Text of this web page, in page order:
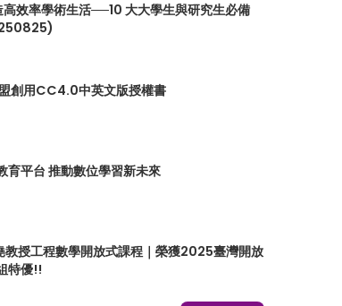
效率學術生活──10 大大學生與研究生必備
創用CC4.0中英文版授權書
育平台 推動數位學習新未來
教授工程數學開放式課程｜榮獲2025臺灣開放
特優!!